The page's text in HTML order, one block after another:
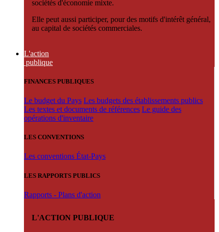
sociétés d'économie mixte.
Elle peut aussi participer, pour des motifs d'intérêt général,
au capital de sociétés commerciales.
L'action
publique
FINANCES PUBLIQUES
Le budget du Pays Les budgets des établissements publics
Les textes et documents de références Le guide des
opérations d'inventaire
LES CONVENTIONS
Les conventions État-Pays
LES RAPPORTS PUBLICS
Rapports - Plans d'action
L'ACTION PUBLIQUE